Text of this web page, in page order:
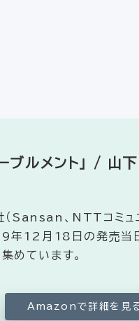
ブルメント」 / 山
（Sansan、NTTコミュ
年12月18日の発売当
めています。
Amazonで詳細を見